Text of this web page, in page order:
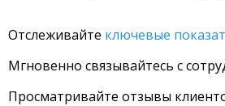
Отслеживайте ключевые
Мгновенно связывайтесь с
Просматривайте отзывы